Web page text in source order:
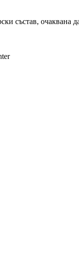
състав, очаквана